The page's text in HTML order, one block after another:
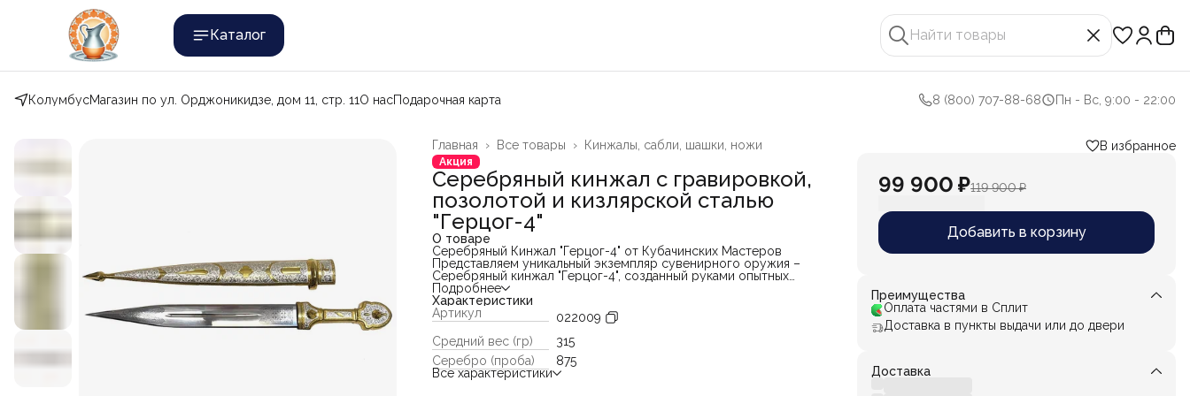
Каталог
КолумбусМагазин по ул. Орджоникидзе, дом 11, стр. 11О насПодарочная карта 8 (800) 707-88-68 Пн - Вс, 9:00 - 22:00
Кинжалы, сабли, шашки, ножи
Все товары ›
Главная ›
Акция
Серебряный кинжал с гравировкой,
позолотой и кизлярской сталью
"Герцог-4"
О товаре
Серебряный Кинжал "Герцог-4" от Кубачинских Мастеров
Представляем уникальный экземпляр сувенирного оружия –
Серебряный кинжал "Герцог-4", созданный руками опытных
кубачинских мастеров. Это произведение искусства сочетает в
себе непревзойденное мастерство обработки металлов и
изысканный художественный дизайн.
Материалы и Техника:
- Кизлярская сталь: Клинок изготовлен из легендарной
кизлярской стали, обеспечивающей идеальное сочетание
прочности и гибкости.
- Гравировка и Чеканка: Ручная гравировка и чеканка выполнены
Подробнее
Характеристики
Артикул
022009
Средний вес (гр)
315
Серебро (проба)
875
Все характеристики
В избранное
99 900 ₽119 900 ₽
Добавить в корзину
Преимущества
Оплата частями в Сплит
Доставка в пункты выдачи или до двери
Доставка